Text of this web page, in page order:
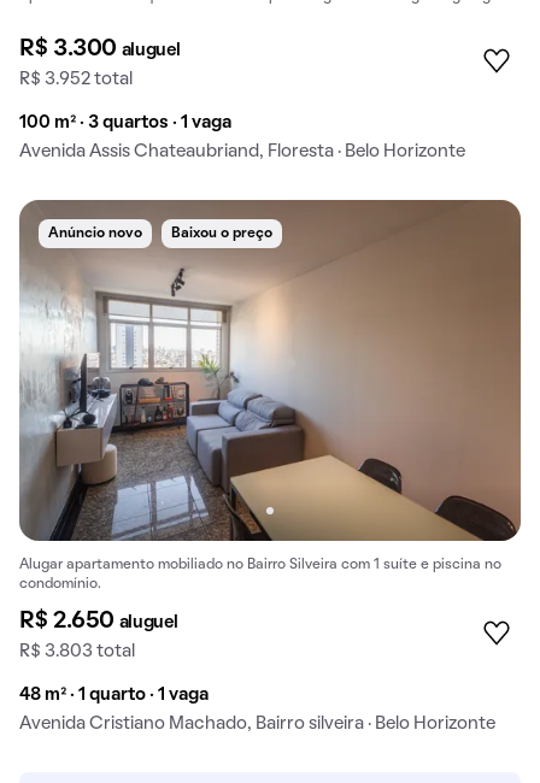
R$ 3.300 aluguel
R$ 3.952 total
100 m² · 3 quartos · 1 vaga
Avenida Assis Chateaubriand, Floresta · Belo Horizonte
Anúncio novo Baixou o preço
Alugar apartamento mobiliado no Bairro Silveira com 1 suíte e piscina no
condomínio.
R$ 2.650 aluguel
R$ 3.803 total
48 m² · 1 quarto · 1 vaga
Avenida Cristiano Machado, Bairro silveira · Belo Horizonte